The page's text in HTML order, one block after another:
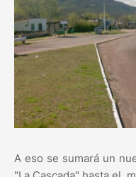
A eso se sumará un